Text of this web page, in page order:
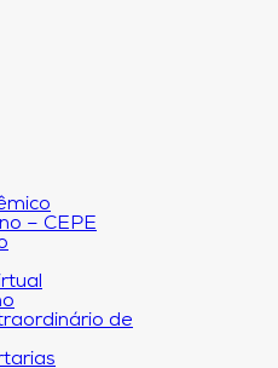
– CEPE
de